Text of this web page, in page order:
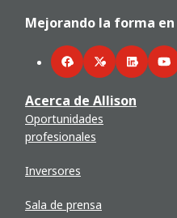
Mejorando la forma
FacebookTwitterLinkedIn
Acerca de Allison
Oportunidades
profesionales
Inversores
Sala de prensa